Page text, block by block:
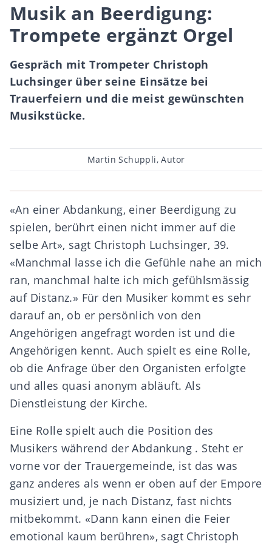
Musik an Beerdigung:
Trompete ergänzt Orgel
Gespräch mit Trompeter Christoph
Luchsinger über seine Einsätze bei
Trauerfeiern und die meist gewünschten
Musikstücke.
Beitragsautor
Martin Schuppli, Autor
«An einer Abdankung, einer Beerdigung zu
spielen, berührt einen nicht immer auf die
selbe Art», sagt Christoph Luchsinger, 39.
«Manchmal lasse ich die Gefühle nahe an mich
ran, manchmal halte ich mich gefühlsmässig
auf Distanz.» Für den Musiker kommt es sehr
darauf an, ob er persönlich von den
Angehörigen angefragt worden ist und die
Angehörigen kennt. Auch spielt es eine Rolle,
ob die Anfrage über den Organisten erfolgte
und alles quasi anonym abläuft. Als
Dienstleistung der Kirche.
Eine Rolle spielt auch die Position des
Musikers während der Abdankung . Steht er
vorne vor der Trauergemeinde, ist das was
ganz anderes als wenn er oben auf der Empore
musiziert und, je nach Distanz, fast nichts
mitbekommt. «Dann kann einen die Feier
emotional kaum berühren», sagt Christoph